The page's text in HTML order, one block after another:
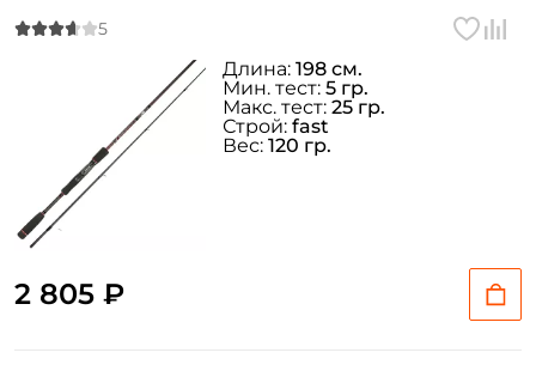
2 805 ₽
Длина: 198 см.
Мин. тест: 5 гр.
Макс. тест: 25 гр.
Строй: fast
Вес: 120 гр.